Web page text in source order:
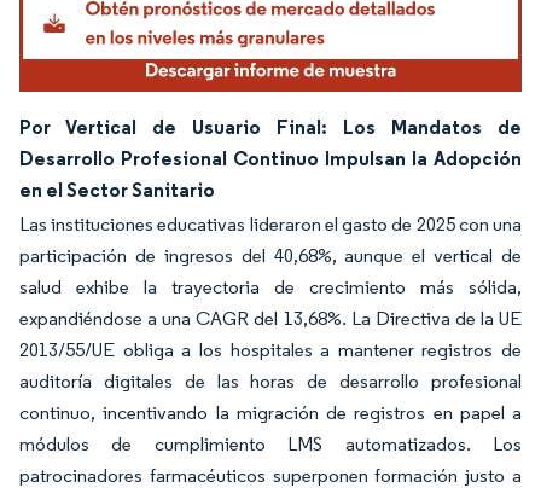
Por Vertical de Usuario Final: Los Mandatos de
Desarrollo Profesional Continuo Impulsan la Adopción
en el Sector Sanitario
Las instituciones educativas lideraron el gasto de 2025 con una
participación de ingresos del 40,68%, aunque el vertical de
salud exhibe la trayectoria de crecimiento más sólida,
expandiéndose a una CAGR del 13,68%. La Directiva de la UE
2013/55/UE obliga a los hospitales a mantener registros de
auditoría digitales de las horas de desarrollo profesional
continuo, incentivando la migración de registros en papel a
módulos de cumplimiento LMS automatizados. Los
patrocinadores farmacéuticos superponen formación justo a